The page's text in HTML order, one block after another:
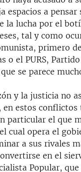
espacios a
la lucha por el
tal y como
primero
o el PURS,
se parece
y la justicia no
estos
particular el que
cual opera el
a sus rivales
en el
Popular,